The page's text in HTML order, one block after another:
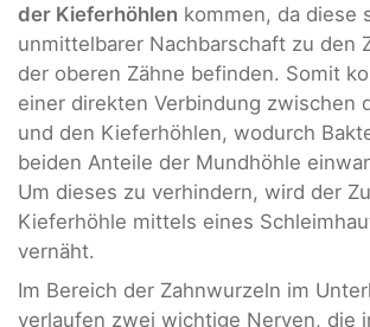
der Kieferhöhlen kommen, da diese
unmittelbarer Nachbarschaft zu den
der oberen Zähne befinden. Somit
einer direkten Verbindung zwischen
und den Kieferhöhlen, wodurch
beiden Anteile der Mundhöhle
Um dieses zu verhindern, wird der
Kieferhöhle mittels eines
vernäht.
Im Bereich der Zahnwurzeln im
verlaufen zwei wichtige Nerven, die